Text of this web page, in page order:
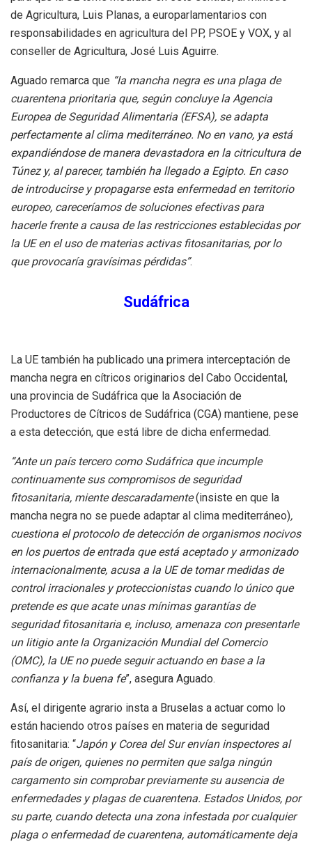
de Agricultura, Luis Planas, a europarlamentarios con
responsabilidades en agricultura del PP, PSOE y VOX, y al
conseller de Agricultura, José Luis Aguirre.
Aguado remarca que “la mancha negra es una plaga de
cuarentena prioritaria que, según concluye la Agencia
Europea de Seguridad Alimentaria (EFSA), se adapta
perfectamente al clima mediterráneo. No en vano, ya está
expandiéndose de manera devastadora en la citricultura de
Túnez y, al parecer, también ha llegado a Egipto. En caso
de introducirse y propagarse esta enfermedad en territorio
europeo, careceríamos de soluciones efectivas para
hacerle frente a causa de las restricciones establecidas por
la UE en el uso de materias activas fitosanitarias, por lo
que provocaría gravísimas pérdidas”.
Sudáfrica
La UE también ha publicado una primera interceptación de
mancha negra en cítricos originarios del Cabo Occidental,
una provincia de Sudáfrica que la Asociación de
Productores de Cítricos de Sudáfrica (CGA) mantiene, pese
a esta detección, que está libre de dicha enfermedad.
“Ante un país tercero como Sudáfrica que incumple
continuamente sus compromisos de seguridad
fitosanitaria, miente descaradamente(insiste en que la
mancha negra no se puede adaptar al clima mediterráneo),
cuestiona el protocolo de detección de organismos nocivos
en los puertos de entrada que está aceptado y armonizado
internacionalmente, acusa a la UE de tomar medidas de
control irracionales y proteccionistas cuando lo único que
pretende es que acate unas mínimas garantías de
seguridad fitosanitaria e, incluso, amenaza con presentarle
un litigio ante la Organización Mundial del Comercio
(OMC), la UE no puede seguir actuando en base a la
confianza y la buena fe”, asegura Aguado.
Así, el dirigente agrario insta a Bruselas a actuar como lo
están haciendo otros países en materia de seguridad
fitosanitaria: “Japón y Corea del Sur envían inspectores al
país de origen, quienes no permiten que salga ningún
cargamento sin comprobar previamente su ausencia de
enfermedades y plagas de cuarentena. Estados Unidos, por
su parte, cuando detecta una zona infestada por cualquier
plaga o enfermedad de cuarentena, automáticamente deja